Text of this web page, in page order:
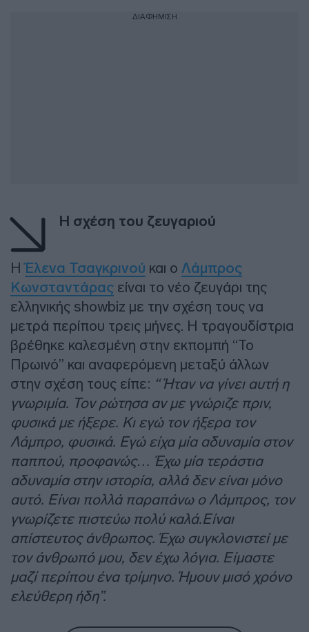
ΔΙΑΦΗΜΙΣΗ
Η σχέση του ζευγαριού
ΗΈλενα Τσαγκρινού και ο Λάμπρος
Κωνσταντάρας είναι το νέο ζευγάρι της
ελληνικής showbiz με την σχέση τους να
μετρά περίπου τρεις μήνες. Η τραγουδίστρια
βρέθηκε καλεσμένη στην εκπομπή “Το
Πρωινό” και αναφερόμενη μεταξύ άλλων
στην σχέση τους είπε: “ Ήταν να γίνει αυτή η
γνωριμία. Τον ρώτησα αν με γνώριζε πριν,
φυσικά με ήξερε. Κι εγώ τον ήξερα τον
Λάμπρο, φυσικά. Εγώ είχα μία αδυναμία στον
παππού, προφανώς… Έχω μία τεράστια
αδυναμία στην ιστορία, αλλά δεν είναι μόνο
αυτό. Είναι πολλά παραπάνω ο Λάμπρος, τον
γνωρίζετε πιστεύω πολύ καλά.Είναι
απίστευτος άνθρωπος. Έχω συγκλονιστεί με
τον άνθρωπό μου, δεν έχω λόγια. Είμαστε
μαζί περίπου ένα τρίμηνο. Ήμουν μισό χρόνο
ελεύθερη ήδη”.